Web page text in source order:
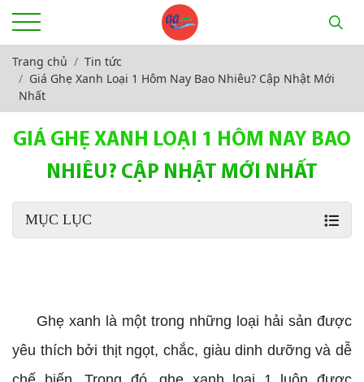
Trang chủ
Tin tức
Giá Ghẹ Xanh Loại 1 Hôm Nay Bao Nhiêu? Cập Nhật Mới
Nhất
GIÁ GHẸ XANH LOẠI 1 HÔM NAY BAO
NHIÊU? CẬP NHẬT MỚI NHẤT
MỤC LỤC
Ghẹ xanh là một trong những loại hải sản được
yêu thích bởi thịt ngọt, chắc, giàu dinh dưỡng và dễ